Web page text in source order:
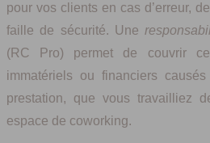
pour vos clients en cas d’erreur,
faille de sécurité. Une
(RC Pro) permet de couvrir
immatériels ou financiers
prestation, que vous travailliez
espace de coworking.